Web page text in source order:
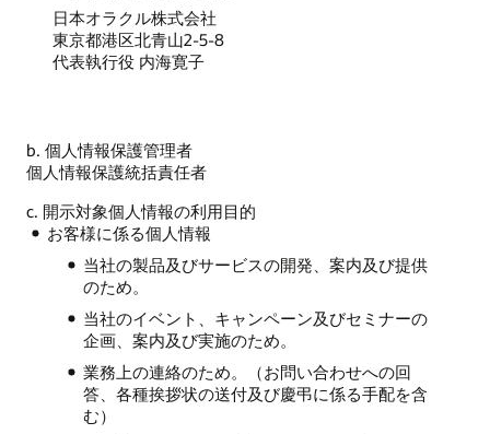
日本オラクル株式会社
東京都港区北青山2-5-8
代表執行役 内海寛子
b. 個人情報保護管理者
個人情報保護統括責任者
c. 開示対象個人情報の利用目的
お客様に係る個人情報
当社の製品及びサービスの開発、案内及び提供
のため。
当社のイベント、キャンペーン及びセミナーの
企画、案内及び実施のため。
業務上の連絡のため。（お問い合わせへの回
答、各種挨拶状の送付及び慶弔に係る手配を含
む）